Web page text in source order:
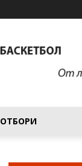
ОТБОРИ